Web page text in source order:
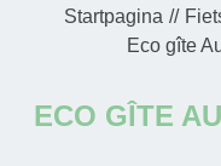
Startpagina
Eco gîte
ECO GÎTE